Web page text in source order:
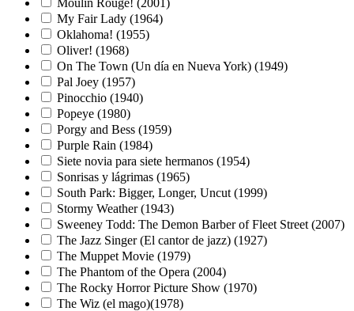
My Fair Lady (1964)
Oklahoma! (1955)
Oliver! (1968)
On The Town (Un día en Nueva York) (1949)
Pal Joey (1957)
Pinocchio (1940)
Popeye (1980)
Porgy and Bess (1959)
Purple Rain (1984)
Siete novia para siete hermanos (1954)
Sonrisas y lágrimas (1965)
South Park: Bigger, Longer, Uncut (1999)
Stormy Weather (1943)
Sweeney Todd: The Demon Barber of Fleet Street (2007)
The Jazz Singer (El cantor de jazz) (1927)
The Muppet Movie (1979)
The Phantom of the Opera (2004)
The Rocky Horror Picture Show (1970)
The Wiz (el mago)(1978)